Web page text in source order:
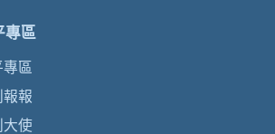
專區
區
報報
大使